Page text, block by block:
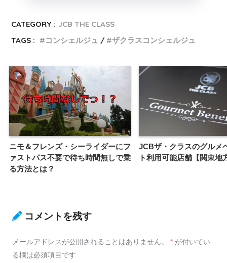
CATEGORY : JCB THE CLASS
TAGS :
コンシェルジュ ザクラスコンシェルジュ
ニモ＆フレンズ・シーライダーにフ
ァストパス不要で待ち時間無しで乗
る方法とは？
JCBザ・クラスのグルメ
ト利用可能店舗【関東地
コメントを残す
メールアドレスが公開されることはありません。 * が付いてい
る欄は必須項目です